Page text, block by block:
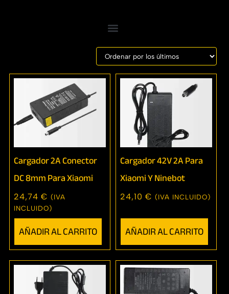
Cargador 2A Conector
DC 8mm Para Xiaomi
24,74 € (IVA
INCLUIDO)
AÑADIR AL CARRITO
Cargador 42V 2A Para
Xiaomi Y Ninebot
24,10 € (IVA INCLUIDO)
AÑADIR AL CARRITO